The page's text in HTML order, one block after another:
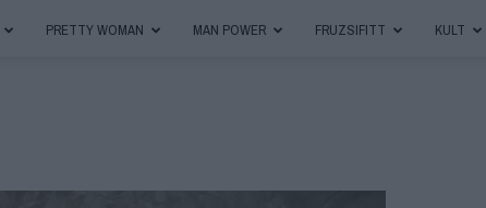
PRETTY WOMAN MAN POWER FRUZSIFITT KULT